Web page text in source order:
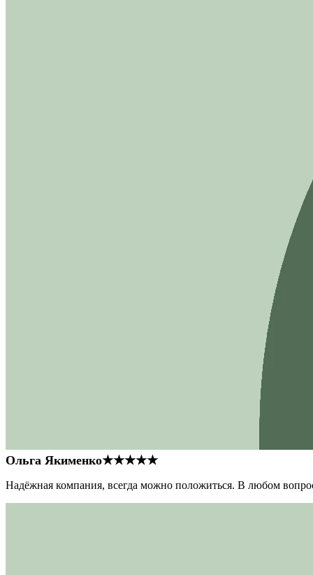
Ольга Якименко★★★★★
Надёжная компания, всегда можно положиться. В любом